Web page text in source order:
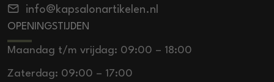
info@kapsalonartikelen.nl
OPENINGSTIJDEN
Maandag t/m vrijdag: 09:00 – 18:00
Zaterdag: 09:00 – 17:00